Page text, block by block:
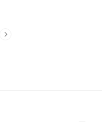
주소 공장등록일 업종 업
업,골판지 상자 및 가공제품